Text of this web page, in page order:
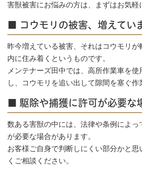
害獣被害にお悩みの方は、まずはお気軽
■ コウモリの被害、増えてい
昨今増えている被害、それはコウモリが
内に住み着くというものです。
メンテナーズ田中では、高所作業車を使
し、コウモリを追い出して隙間を塞ぐ作
■ 駆除や捕獲に許可が必要な
数ある害獣の中には、法律や条例によっ
が必要な場合があります。
お客様ご自身で判断しにくい部分かと思
くご相談ください。